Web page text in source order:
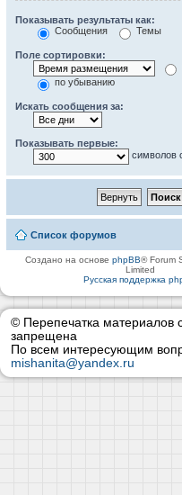
Показывать результаты как:
Сообщения
Темы
Поле сортировки:
по убыванию
Искать сообщения за:
Показывать первые:
символов
Список форумов
Создано на основеphpBB® Forum
Limited
Русская поддержка
© Перепечатка материалов
запрещена
По всем интересующим
mishanita@yandex.ru